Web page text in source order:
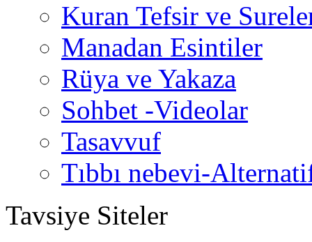
Kuran Tefsir ve
Manadan Esintiler
Rüya ve Yakaza
Sohbet -Videolar
Tasavvuf
Tıbbı nebevi-
Tavsiye Siteler